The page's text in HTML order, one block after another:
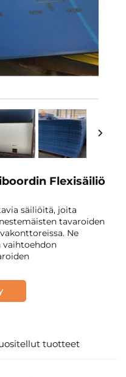
Flexisäiliö
säiliöitä, joita
tavaroiden
Ne
vaihtoehdon
tuotteet